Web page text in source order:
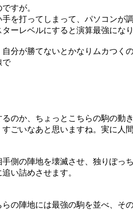
すが。
を打ってしまって、パソコンが
ーレベルにすると演算最強にな
分が勝てないとかなりムカつく
で
のか、ちょっとこちらの駒の動
ごいなあと思いますね。実に人
側の陣地を壊滅させ、独りぽっ
い詰めさせます。
の陣地には最強の駒を並べ、そ